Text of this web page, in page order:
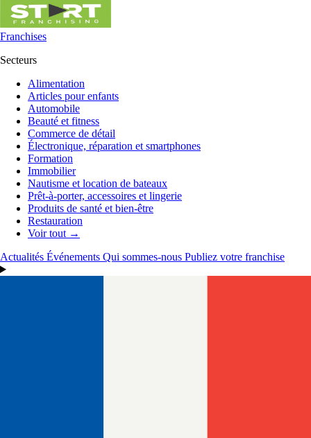
Franchises
Secteurs
Alimentation
Articles pour enfants
Automobile
Beauté et fitness
Commerce de détail
Électronique, réparation et smartphones
Formation
Immobilier
Nautisme et location de bateaux
Prêt-à-porter, accessoires et lingerie
Produits de santé et bien-être
Restauration
Voir tout →
Actualités Événements Qui sommes-nous Publiez votre franchise